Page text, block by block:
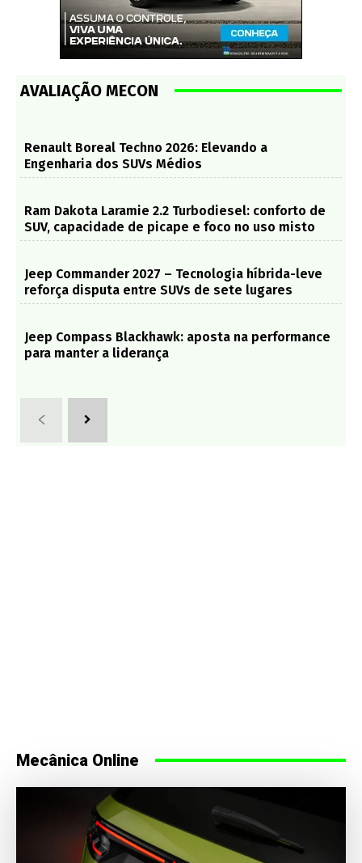
AVALIAÇÃO MECON
Renault Boreal Techno 2026: Elevando a
Engenharia dos SUVs Médios
Ram Dakota Laramie 2.2 Turbodiesel: conforto de
SUV, capacidade de picape e foco no uso misto
Jeep Commander 2027 – Tecnologia híbrida-leve
reforça disputa entre SUVs de sete lugares
Jeep Compass Blackhawk: aposta na performance
para manter a liderança
Mecânica Online